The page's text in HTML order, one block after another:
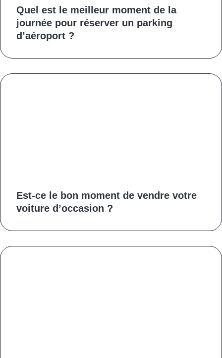
Quel est le meilleur moment de la
journée pour réserver un parking
d’aéroport ?
Est-ce le bon moment de vendre votre
voiture d’occasion ?